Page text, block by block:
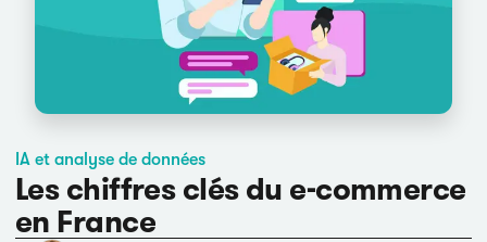
IA et analyse de données
Les chiffres clés du e-commerce
en France